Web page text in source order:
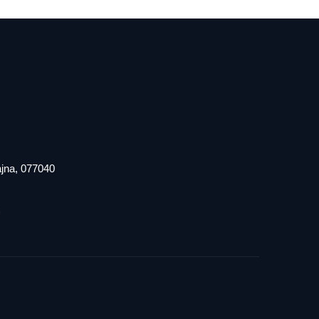
077040